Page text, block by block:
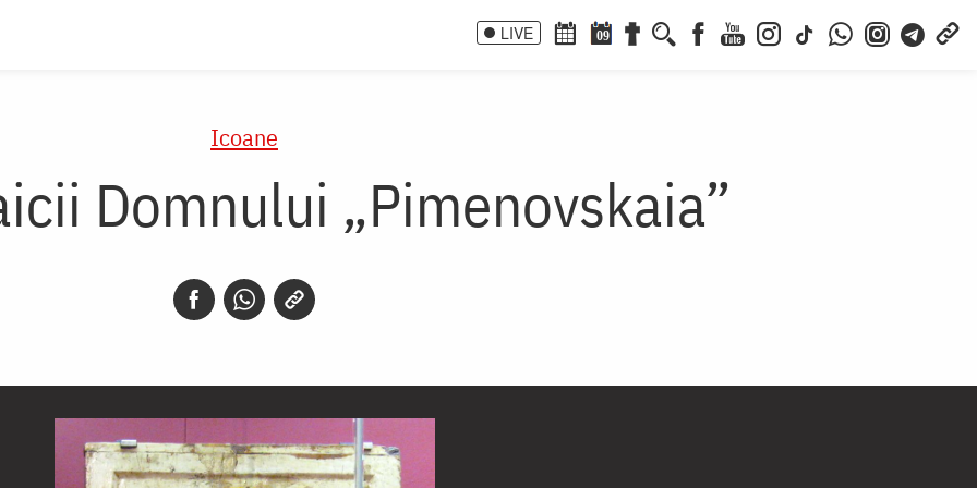
LIVE 09
Icoane
Domnului „Pimenovskaia”